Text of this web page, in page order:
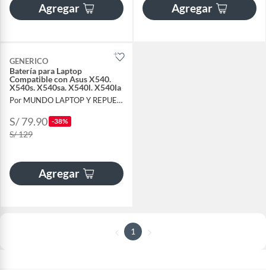
Agregar Agregar
GENERICO
Batería para Laptop
Compatible con Asus X540.
X540s. X540sa. X540l. X540la
Por MUNDO LAPTOP Y REPUESTOS
S/ 79.90 -38%
S/ 129
Agregar
1